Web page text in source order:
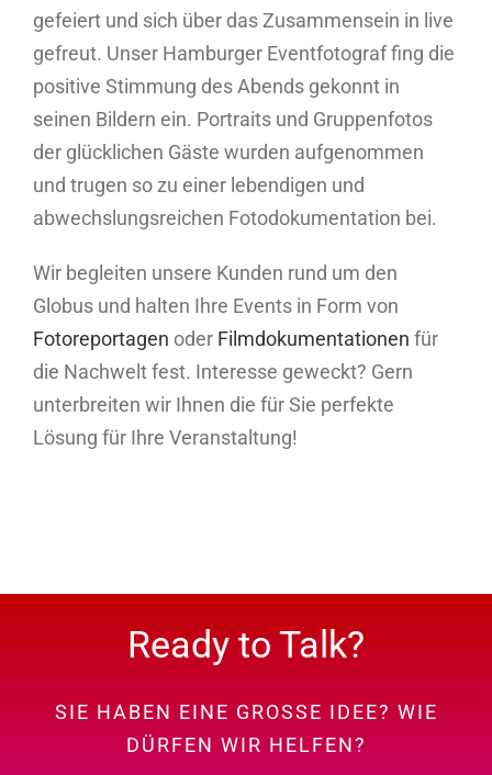
gefeiert und sich über das Zusammensein in live
gefreut. Unser Hamburger Eventfotograf fing die
positive Stimmung des Abends gekonnt in
seinen Bildern ein. Portraits und Gruppenfotos
der glücklichen Gäste wurden aufgenommen
und trugen so zu einer lebendigen und
abwechslungsreichen Fotodokumentation bei.
Wir begleiten unsere Kunden rund um den
Globus und halten Ihre Events in Form von
Fotoreportagen oder Filmdokumentationen für
die Nachwelt fest. Interesse geweckt? Gern
unterbreiten wir Ihnen die für Sie perfekte
Lösung für Ihre Veranstaltung!
Ready to Talk?
SIE HABEN EINE GROSSE IDEE? WIE
DÜRFEN WIR HELFEN?